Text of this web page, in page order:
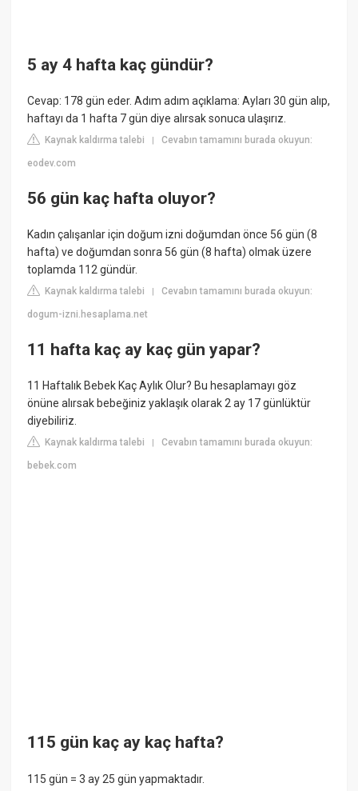
5 ay 4 hafta kaç gündür?
Cevap: 178 gün eder. Adım adım açıklama: Ayları 30 gün alıp,
haftayı da 1 hafta 7 gün diye alırsak sonuca ulaşırız.
Kaynak kaldırma talebi |Cevabın tamamını burada okuyun:
eodev.com
56 gün kaç hafta oluyor?
Kadın çalışanlar için doğum izni doğumdan önce 56 gün (8
hafta) ve doğumdan sonra 56 gün (8 hafta) olmak üzere
toplamda 112 gündür.
Kaynak kaldırma talebi |Cevabın tamamını burada okuyun:
dogum-izni.hesaplama.net
11 hafta kaç ay kaç gün yapar?
11 Haftalık Bebek Kaç Aylık Olur? Bu hesaplamayı göz
önüne alırsak bebeğiniz yaklaşık olarak 2 ay 17 günlüktür
diyebiliriz.
Kaynak kaldırma talebi |Cevabın tamamını burada okuyun:
bebek.com
115 gün kaç ay kaç hafta?
115 gün = 3 ay 25 gün yapmaktadır.